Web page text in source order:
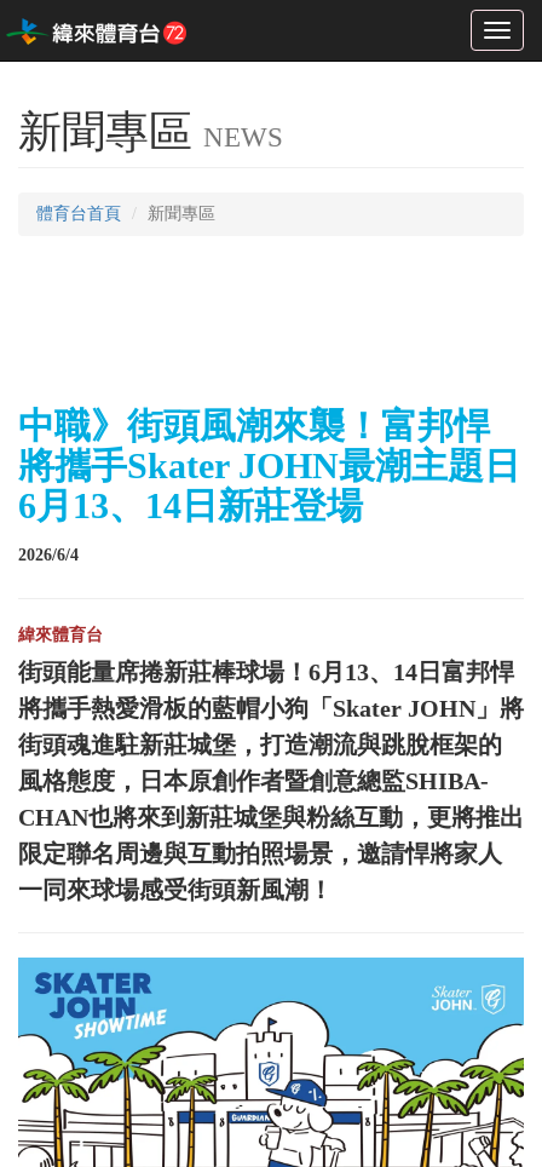
Toggle
新聞專區 NEWS
體育台首頁 新聞專區
中職》街頭風潮來襲！富邦悍
將攜手Skater JOHN最潮主題日
6月13、14日新莊登場
2026/6/4
緯來體育台
街頭能量席捲新莊棒球場！6月13、14日富邦悍
將攜手熱愛滑板的藍帽小狗「Skater JOHN」將
街頭魂進駐新莊城堡，打造潮流與跳脫框架的
風格態度，日本原創作者暨創意總監SHIBA-
CHAN也將來到新莊城堡與粉絲互動，更將推出
限定聯名周邊與互動拍照場景，邀請悍將家人
一同來球場感受街頭新風潮！